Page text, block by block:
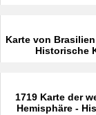
Karte von
Historische
1719 Karte der
Hemisphäre -